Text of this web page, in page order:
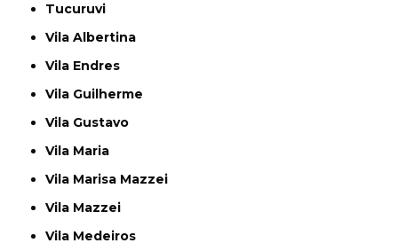
Tucuruvi
Vila Albertina
Vila Endres
Vila Guilherme
Vila Gustavo
Vila Maria
Vila Marisa Mazzei
Vila Mazzei
Vila Medeiros